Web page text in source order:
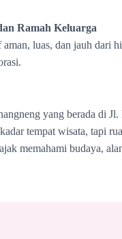
Ramah Keluarga
luas, dan jauh dari
yang berada di
tempat wisata, tapi
memahami budaya,